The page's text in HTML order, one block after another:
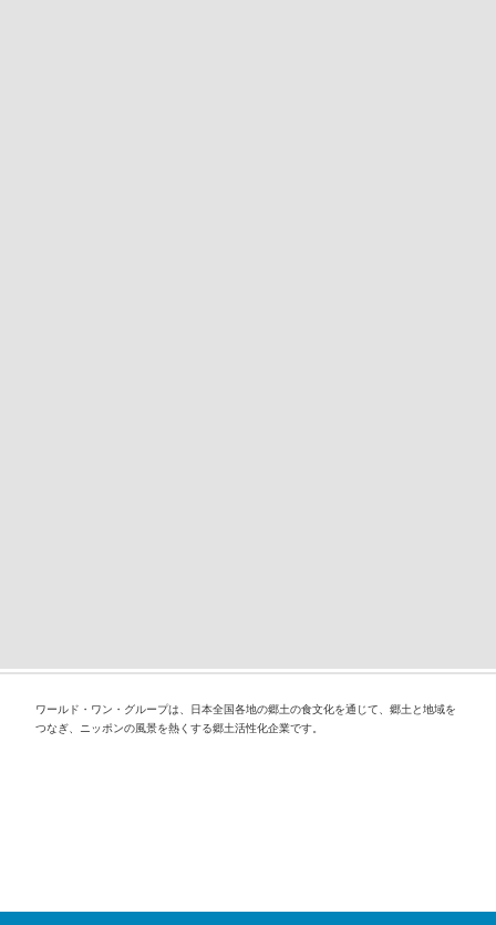
ワールド・ワン・グループは、日本全国各地の郷土の食文化を通じて、郷土と地域を
つなぎ、ニッポンの風景を熱くする郷土活性化企業です。